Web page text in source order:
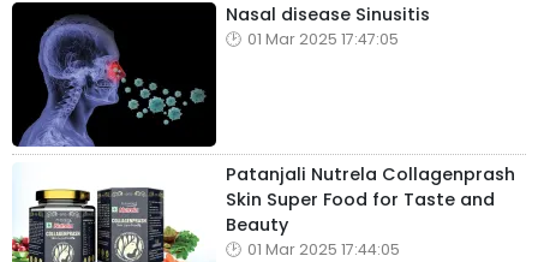
Nasal disease Sinusitis
01 Mar 2025 17:47:05
Patanjali Nutrela Collagenprash
Skin Super Food for Taste and
Beauty
01 Mar 2025 17:44:05